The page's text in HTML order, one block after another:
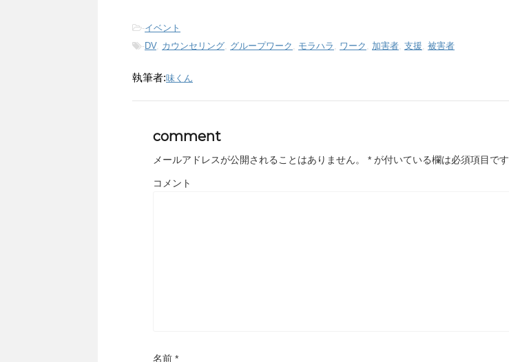
-イベント
-DV, カウンセリング, グループワーク , モラハラ , ワーク , 加害者, 支援, 被害者
執筆者:味くん
comment
メールアドレスが公開されることはありません。 * が付いている欄は必須項目です
コメント
名前 *